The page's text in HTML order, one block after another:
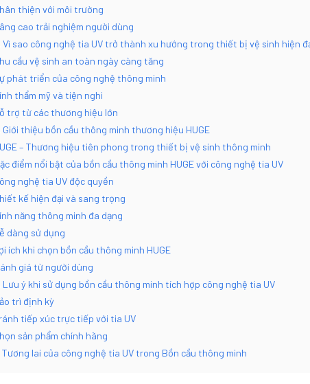
thiện với môi trường
cao trải nghiệm người dùng
Vì sao công nghệ tia UV trở thành xu hướng trong thiết bị vệ sinh hiện
cầu vệ sinh an toàn ngày càng tăng
phát triển của công nghệ thông minh
thẩm mỹ và tiện nghi
trợ từ các thương hiệu lớn
Giới thiệu bồn cầu thông minh thương hiệu HUGE
– Thương hiệu tiên phong trong thiết bị vệ sinh thông minh
điểm nổi bật của bồn cầu thông minh HUGE với công nghệ tia UV
nghệ tia UV độc quyền
kế hiện đại và sang trọng
năng thông minh đa dạng
dàng sử dụng
ích khi chọn bồn cầu thông minh HUGE
giá từ người dùng
Lưu ý khi sử dụng bồn cầu thông minh tích hợp công nghệ tia UV
trì định kỳ
tiếp xúc trực tiếp với tia UV
sản phẩm chính hãng
Tương lai của công nghệ tia UV trong Bồn cầu thông minh